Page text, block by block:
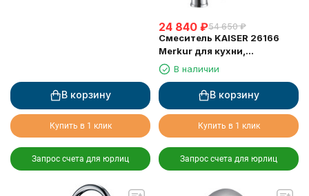
В корзину
Купить в 1 клик
Запрос счета для юрлиц
24 840 ₽54 650 ₽
Смеситель KAISER 26166
Merkur для кухни,
поворотный, выдвижной
(шланг 0013)
В наличии
В корзину
Купить в 1 клик
Запрос счета для юрлиц